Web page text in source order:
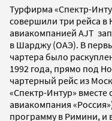
Турфирма «Спектр-
совершили три рейса в
авиакомпанией AJT
в Шарджу (ОАЭ). В
чартера было
1992 года, прямо под
чартерный рейс из
«Спектр-Интур»
авиакомпания
программу в Римини, и